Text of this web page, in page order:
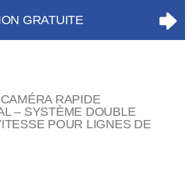
GRATUITE
RAPIDE
– SYSTÈME DOUBLE
POUR LIGNES DE